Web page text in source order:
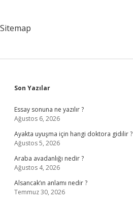
Sitemap
Sidebar
Son Yazılar
Essay sonuna ne yazılır ?
Ağustos 6, 2026
Ayakta uyuşma için hangi doktora gidilir ?
Ağustos 5, 2026
Araba avadanlığı nedir ?
Ağustos 4, 2026
Alsancak’ın anlamı nedir ?
Temmuz 30, 2026